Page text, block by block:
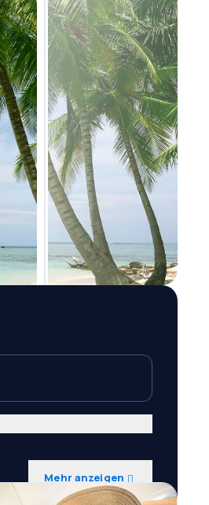
Mehr anzeigen